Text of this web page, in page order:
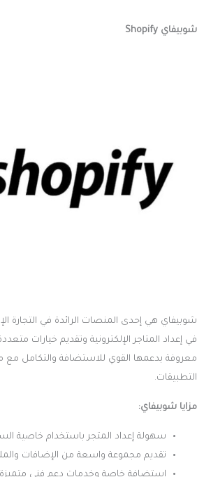
شوبيفاي Shopify
شوبيفاي هي إحدى المنصات الرائدة في التجارة
في إعداد المتاجر الإلكترونية وتقديم خيارات
معروفة بدعمها القوي للاستضافة والتكامل مع
التطبيقات.
مزايا شوبيفاي:
سهولة إعداد المتجر باستخدام خاصية
تقديم مجموعة واسعة من الإضافات
استضافة خاصة وخدمات دعم فني